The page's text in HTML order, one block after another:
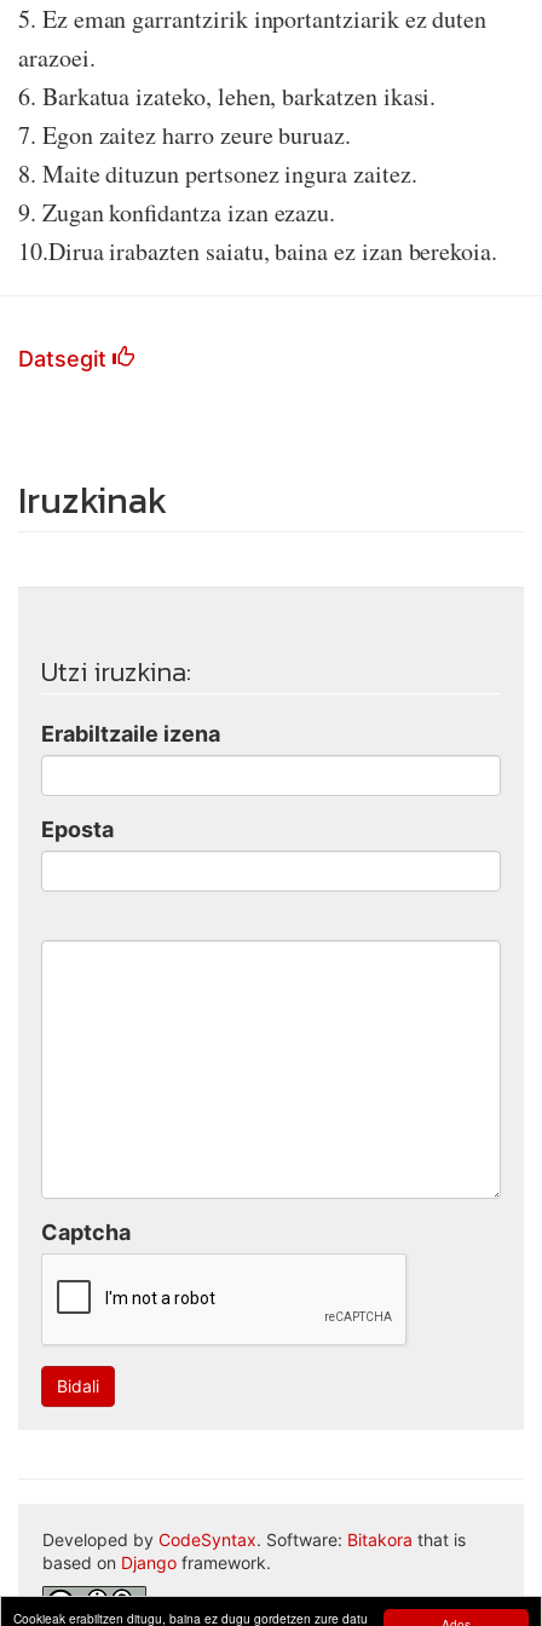
Cookieak erabiltzen ditugu, baina ez dugu gordetzen zure datu
5. Ez eman garrantzirik inportantziarik ez duten
arazoei.
6. Barkatua izateko, lehen, barkatzen ikasi.
7. Egon zaitez harro zeure buruaz.
8. Maite dituzun pertsonez ingura zaitez.
9. Zugan konfidantza izan ezazu.
10.Dirua irabazten saiatu, baina ez izan berekoia.
Datsegit
Iruzkinak
Utzi iruzkina:
Erabiltzaile izena
Eposta
Captcha
Bidali
Developed by CodeSyntax. Software: Bitakora that is
based on Django framework.